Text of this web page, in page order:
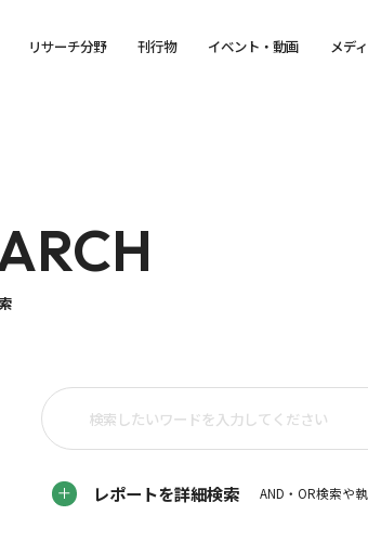
リサーチ分野 刊行物 イベント・動画 メデ
レポートを詳細検索 AND・OR検索や